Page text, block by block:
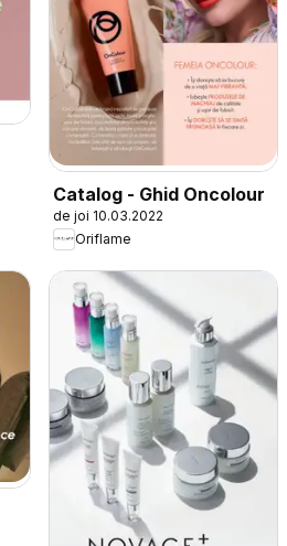
Catalog - Ghid Oncolour
de joi 10.03.2022
Oriflame